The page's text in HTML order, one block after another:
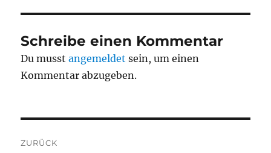
Schreibe einen Kommentar
Du musstangemeldet sein, um einen
Kommentar abzugeben.
ZURÜCK